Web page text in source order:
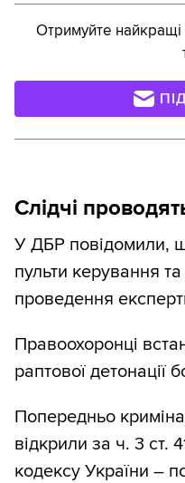
Отримуйте найкращі
Слідчі
У ДБР повідомили,
пульти керування
проведення
Правоохоронці
раптової детонації
Попередньо
відкрили за ч. 3 ст.
кодексу України –